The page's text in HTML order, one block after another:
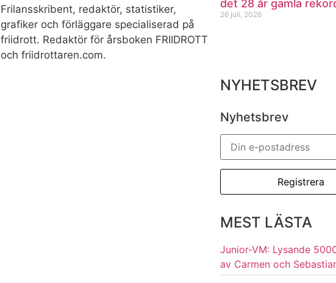
Frilansskribent, redaktör, statistiker,
grafiker och förläggare specialiserad på
friidrott. Redaktör för årsboken FRIIDROTT
och friidrottaren.com.
det 28 år gamla
26 juli, 2026
NYHETSBREV
Nyhetsbrev
MEST LÄSTA
Junior-VM: Lysande
av Carmen och